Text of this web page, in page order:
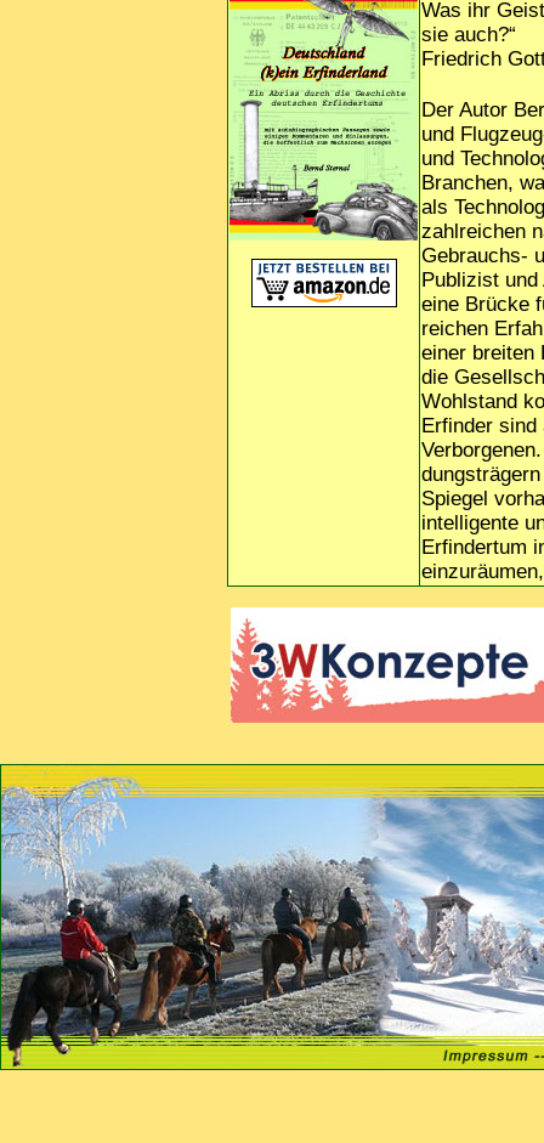
Was ihr
sie auch?“
Friedrich
Der Autor
und
und
Branchen,
als
zahlreichen
Gebrauchs-
Publizist
eine Brücke
reichen
einer breiten
die
Wohlstand
Erfinder
Spiegel
intelligente
Erfindertum